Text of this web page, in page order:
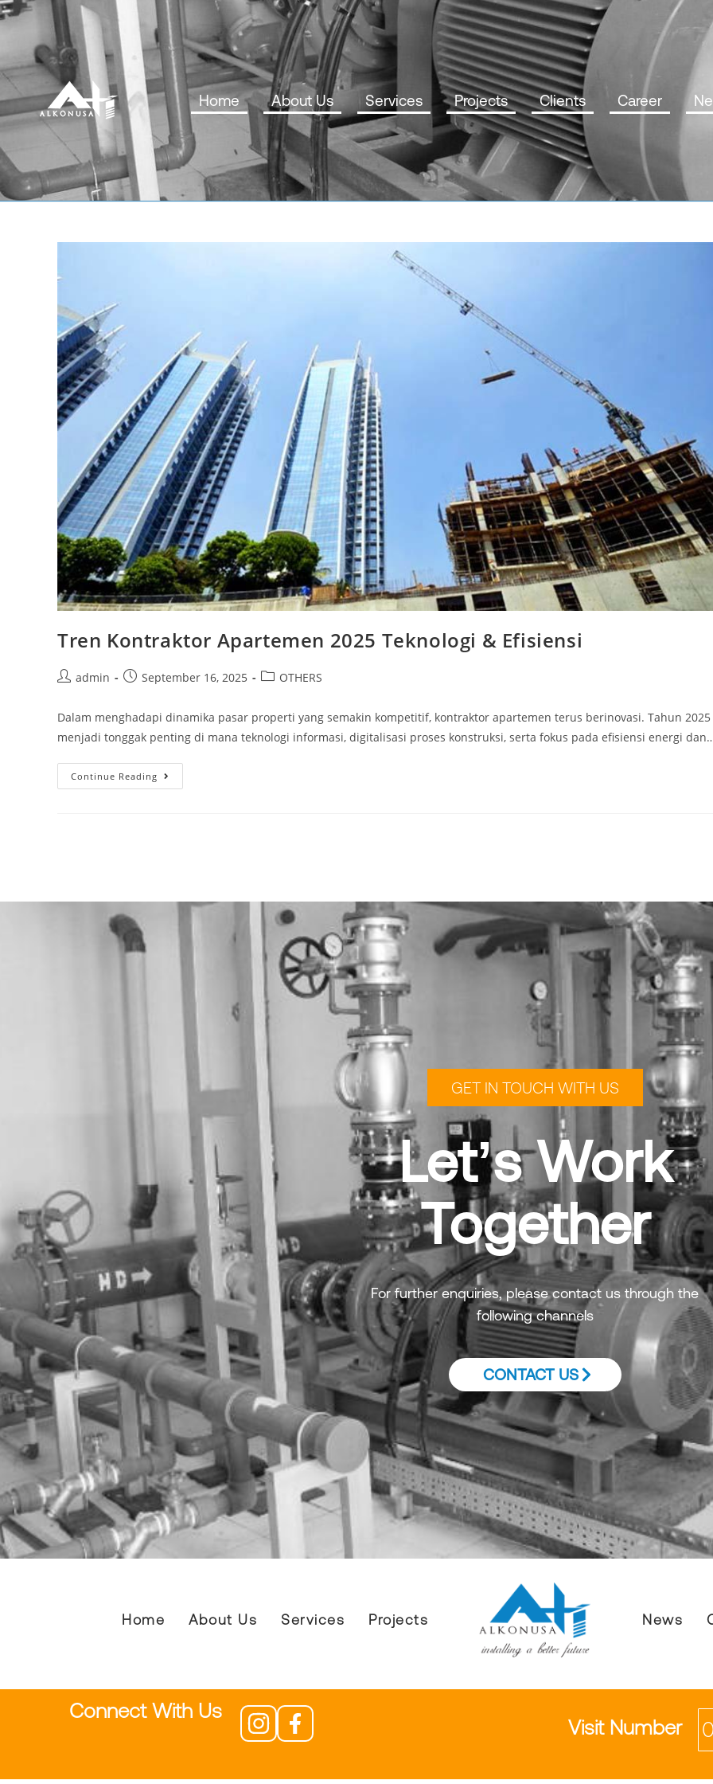
Home About Us Services Projects Clients Career
Tren Kontraktor Apartemen 2025 Teknologi & Efisiensi
admin September 16, 2025 OTHERS
Dalam menghadapi dinamika pasar properti yang semakin kompetitif, kontraktor apartemen terus berinovasi. Tahun 2025
menjadi tonggak penting di mana teknologi informasi, digitalisasi proses konstruksi, serta fokus pada efisiensi energi
Continue Reading
GET IN TOUCH WITH US
Let’s Work
Together
For further enquiries, please contact us through the
following channels
CONTACT US
Home About Us Services Projects News
Connect With Us
Visit Number